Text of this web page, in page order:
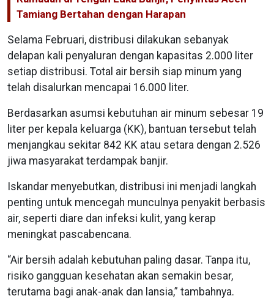
Tamiang Bertahan dengan Harapan
Selama Februari, distribusi dilakukan sebanyak
delapan kali penyaluran dengan kapasitas 2.000 liter
setiap distribusi. Total air bersih siap minum yang
telah disalurkan mencapai 16.000 liter.
Berdasarkan asumsi kebutuhan air minum sebesar 19
liter per kepala keluarga (KK), bantuan tersebut telah
menjangkau sekitar 842 KK atau setara dengan 2.526
jiwa masyarakat terdampak banjir.
Iskandar menyebutkan, distribusi ini menjadi langkah
penting untuk mencegah munculnya penyakit berbasis
air, seperti diare dan infeksi kulit, yang kerap
meningkat pascabencana.
“Air bersih adalah kebutuhan paling dasar. Tanpa itu,
risiko gangguan kesehatan akan semakin besar,
terutama bagi anak-anak dan lansia,” tambahnya.